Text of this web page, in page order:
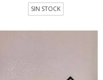
SIN STOCK